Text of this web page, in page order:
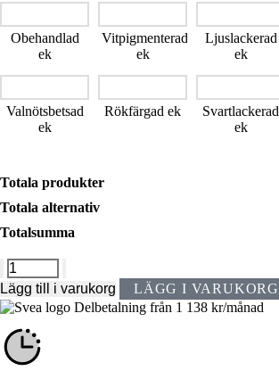
Obehandlad
ek
Vitpigmenterad
ek
Ljuslackerad
ek
Valnötsbetsad
ek
Rökfärgad ek
Svartlackerad
ek
Totala produkter
Totala alternativ
Totalsumma
Lägg till i varukorg
LÄGG I VARUKORG
Delbetalning från 1 138 kr/månad